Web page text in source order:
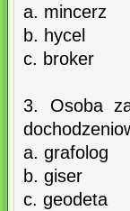
a. mincerz
b. hycel
c. broker
3. Osoba
a. grafolog
b. giser
c. geodeta